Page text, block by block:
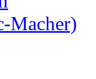
Macher)